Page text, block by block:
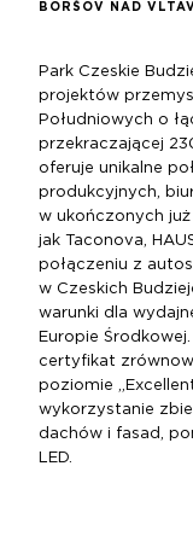
BORŠOV NAD
Park Czeskie
projektów
Południowych o
przekraczającej
oferuje unikalne
produkcyjnych,
w ukończonych
jak Taconova,
połączeniu z
w Czeskich
warunki dla
Europie
certyfikat
poziomie
wykorzystanie
dachów i fasad,
LED.